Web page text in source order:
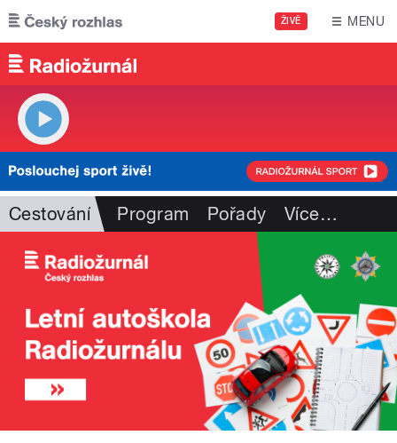
Přejít k hlavnímu obsahu
ŽIVĚ MENU
Cestování Program Pořady Více…